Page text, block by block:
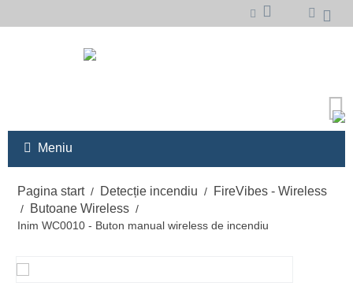
Meniu
Pagina start / Detecție incendiu / FireVibes - Wireless
/ Butoane Wireless /
Inim WC0010 - Buton manual wireless de incendiu